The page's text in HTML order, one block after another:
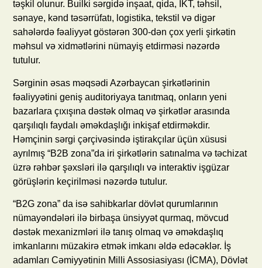
təşkil olunur. Builki sərgidə inşaat, qida, İKT, təhsil,
sənaye, kənd təsərrüfatı, logistika, tekstil və digər
sahələrdə fəaliyyət göstərən 300-dən çox yerli şirkətin
məhsul və xidmətlərini nümayiş etdirməsi nəzərdə
tutulur.
Sərginin əsas məqsədi Azərbaycan şirkətlərinin
fəaliyyətini geniş auditoriyaya tanıtmaq, onların yeni
bazarlara çıxışına dəstək olmaq və şirkətlər arasında
qarşılıqlı faydalı əməkdaşlığı inkişaf etdirməkdir.
Həmçinin sərgi çərçivəsində iştirakçılar üçün xüsusi
ayrılmış “B2B zona”da iri şirkətlərin satınalma və təchizat
üzrə rəhbər şəxsləri ilə qarşılıqlı və interaktiv işgüzar
görüşlərin keçirilməsi nəzərdə tutulur.
“B2G zona” da isə sahibkarlar dövlət qurumlarının
nümayəndələri ilə birbaşa ünsiyyət qurmaq, mövcud
dəstək mexanizmləri ilə tanış olmaq və əməkdaşlıq
imkanlarını müzakirə etmək imkanı əldə edəcəklər. İş
adamları Cəmiyyətinin Milli Assosiasiyası (İCMA), Dövlət